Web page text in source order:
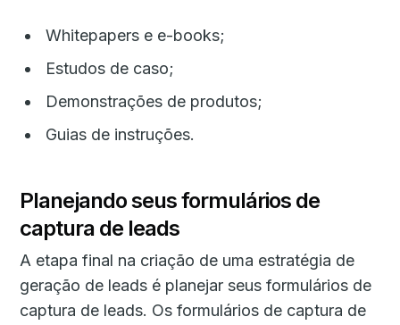
Whitepapers e e-books;
Estudos de caso;
Demonstrações de produtos;
Guias de instruções.
Planejando seus formulários de
captura de leads
A etapa final na criação de uma estratégia de
geração de leads é planejar seus formulários de
captura de leads. Os formulários de captura de